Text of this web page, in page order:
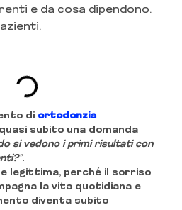
e da cosa dipendono.
di ortodonzia
subito una domanda
si vedono i primi risultati con
.
legittima, perché il sorriso
la vita quotidiana e
diventa subito